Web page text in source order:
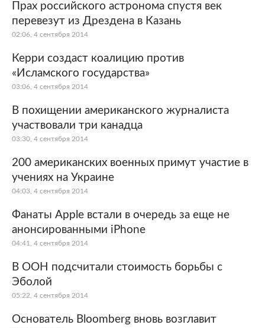
Прах российского астронома спустя век
перевезут из Дрездена в Казань
02:06, 4 сентября 2014
Керри создаст коалицию против
«Исламского государства»
03:06, 4 сентября 2014
В похищении американского журналиста
участвовали три канадца
03:30, 4 сентября 2014
200 американских военных примут участие в
учениях на Украине
04:03, 4 сентября 2014
Фанаты Apple встали в очередь за еще не
анонсированными iPhone
04:41, 4 сентября 2014
В ООН подсчитали стоимость борьбы с
Эболой
05:22, 4 сентября 2014
Основатель Bloomberg вновь возглавит